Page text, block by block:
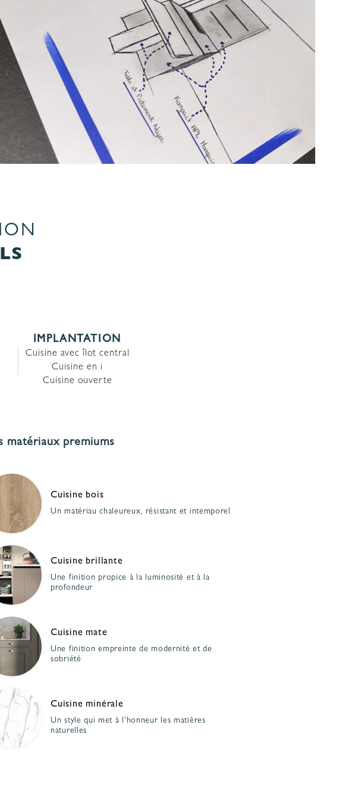
IMPLANTATION
Cuisine avec îlot central
Cuisine en i
Cuisine ouverte
matériaux premiums
Cuisine bois
Un matériau chaleureux, résistant et intemporel
Cuisine brillante
Une finition propice à la luminosité et à la
profondeur
Cuisine mate
Une finition empreinte de modernité et de
sobriété
Cuisine minérale
Un style qui met à l’honneur les matières
naturelles